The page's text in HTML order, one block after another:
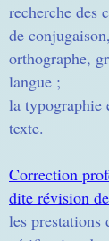
recherche des
de
orthographe,
langue ;
la typographie
texte.
Correction
dite révision
les prestations